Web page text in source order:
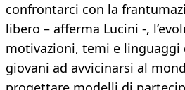
confrontarci con la
libero – afferma Lucini -,
motivazioni, temi e linguaggi
giovani ad avvicinarsi al